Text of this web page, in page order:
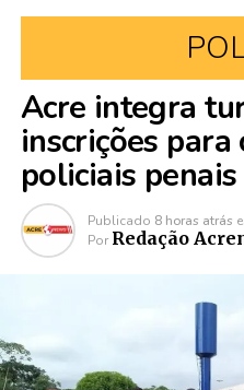
Acre integra
inscrições para
policiais penais
Publicado 8 horas atrás
Por Redação